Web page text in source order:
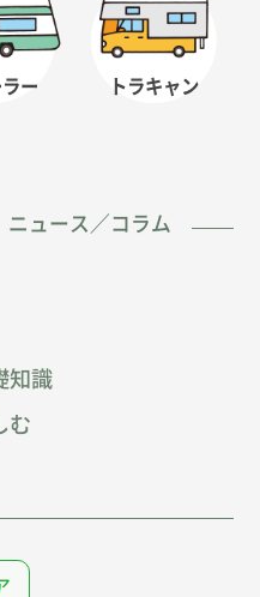
ー トラキャン
ニュース／コラム
知識
む